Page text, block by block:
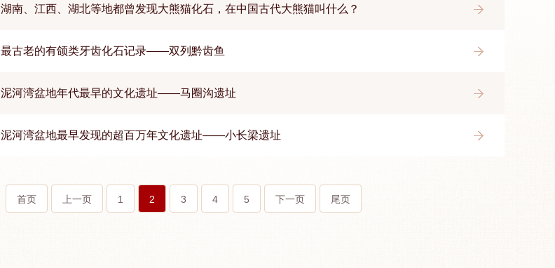
湖南、江西、湖北等地都曾发现大熊猫化石，在中国古代大熊猫叫什么？
最古老的有颌类牙齿化石记录——双列黔齿鱼
泥河湾盆地年代最早的文化遗址——马圈沟遗址
泥河湾盆地最早发现的超百万年文化遗址——小长梁遗址
首页 上一页 1 2 3 4 5 下一页 尾页